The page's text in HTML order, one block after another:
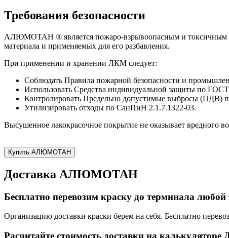
Требования безопасности
АЛЮМОТАН ® является пожаро-взрывоопасным и токсичным
материала и применяемых для его разбавления.
При применении и хранении ЛКМ следует:
Соблюдать Правила пожарной безопасности и
Использовать Средства индивидуальной защиты по ГОСТ
Контролировать Предельно допустимые выбросы (ПДВ)
Утилизировать отходы по СанПиН 2.1.7.1322-03.
Высушенное лакокрасочное покрытие не оказывает вредного
Купить АЛЮМОТАН
Доставка АЛЮМОТАН
Бесплатно перевозим краску до терминала
Организацию доставки краски берем на себя. Бесплатно
Расчитайте стоимость доставки на